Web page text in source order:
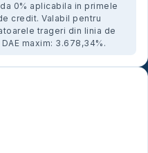
0% aplicabila in primele
credit. Valabil pentru
trageri din linia de
maxim: 3.678,34%.